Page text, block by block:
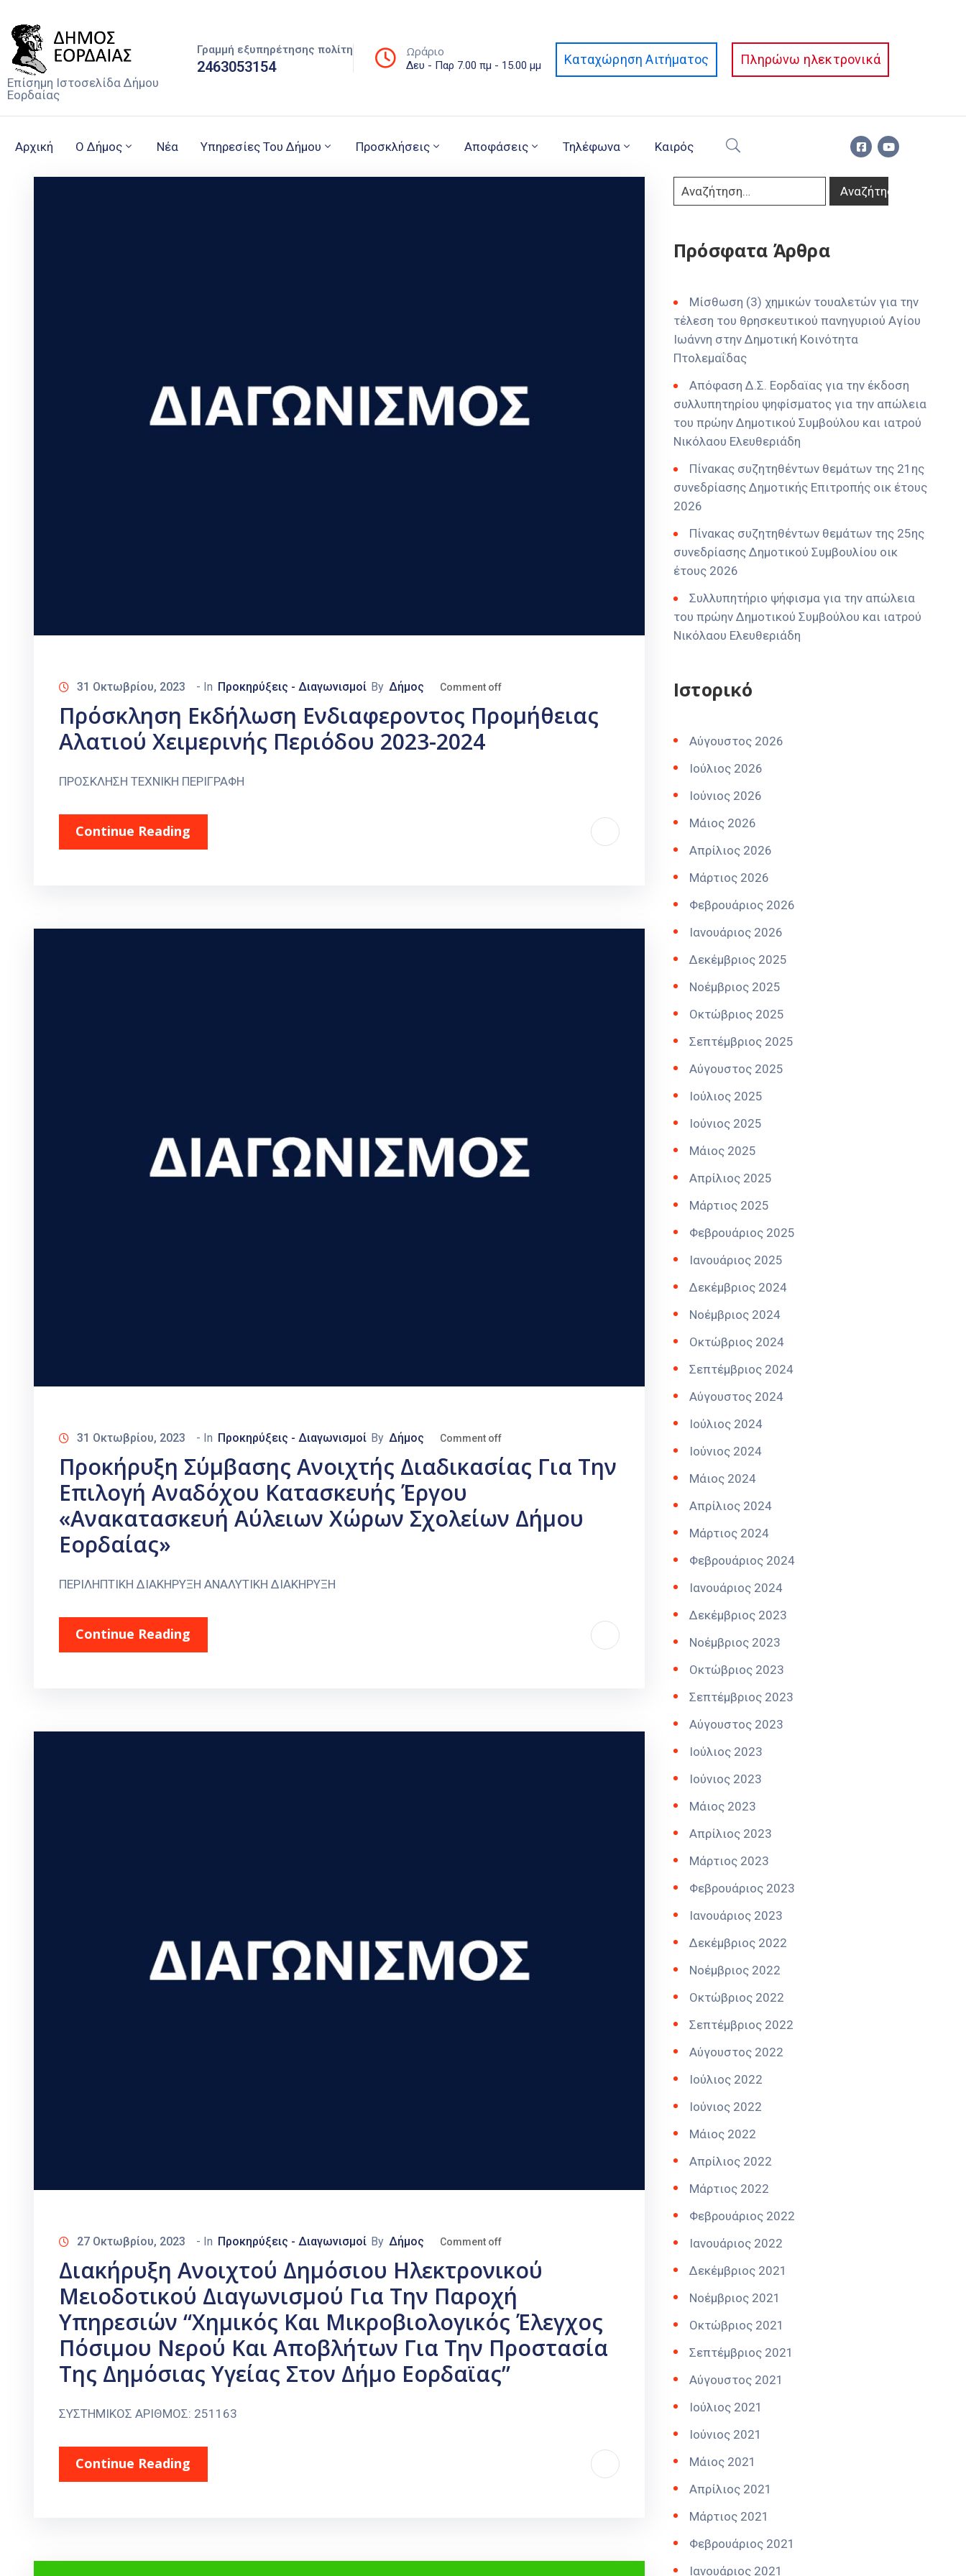
Επίσημη Ιστοσελίδα Δήμου
Εορδαίας
Γραμμή εξυπηρέτησης πολίτη
2463053154
Ωράριο
Δευ - Παρ 7.00 πμ - 15.00 μμ Καταχώρηση Αιτήματος Πληρώνω ηλεκτρονικά
Αρχική Ο Δήμος Νέα Υπηρεσίες Του Δήμου Προσκλήσεις Αποφάσεις Τηλέφωνα Καιρός
31 Οκτωβρίου, 2023 - In Προκηρύξεις - Διαγωνισμοί By Δήμος Comment off
Πρόσκληση Εκδήλωση Ενδιαφεροντος Προμήθειας
Αλατιού Χειμερινής Περιόδου 2023-2024
ΠΡΟΣΚΛΗΣΗ ΤΕΧΝΙΚΗ ΠΕΡΙΓΡΑΦΗ
Continue Reading
31 Οκτωβρίου, 2023 - In Προκηρύξεις - Διαγωνισμοί By Δήμος Comment off
Προκήρυξη Σύμβασης Ανοιχτής Διαδικασίας Για Την
Επιλογή Αναδόχου Κατασκευής Έργου
«Ανακατασκευή Αύλειων Χώρων Σχολείων Δήμου
Εορδαίας»
ΠΕΡΙΛΗΠΤΙΚΗ ΔΙΑΚΗΡΥΞΗ ΑΝΑΛΥΤΙΚΗ ΔΙΑΚΗΡΥΞΗ
Continue Reading
27 Οκτωβρίου, 2023 - In Προκηρύξεις - Διαγωνισμοί By Δήμος Comment off
Διακήρυξη Ανοιχτού Δημόσιου Ηλεκτρονικού
Μειοδοτικού Διαγωνισμού Για Την Παροχή
Υπηρεσιών “Χημικός Και Μικροβιολογικός Έλεγχος
Πόσιμου Νερού Και Αποβλήτων Για Την Προστασία
Της Δημόσιας Υγείας Στον Δήμο Εορδαϊας”
ΣΥΣΤΗΜΙΚΟΣ ΑΡΙΘΜΟΣ: 251163
Continue Reading
Πρόσφατα Άρθρα
Μίσθωση (3) χημικών τουαλετών για την
τέλεση του θρησκευτικού πανηγυριού Αγίου
Ιωάννη στην Δημοτική Κοινότητα
Πτολεμαΐδας
Απόφαση Δ.Σ. Εορδαϊας για την έκδοση
συλλυπητηρίου ψηφίσματος για την απώλεια
του πρώην Δημοτικού Συμβούλου και ιατρού
Νικόλαου Ελευθεριάδη
Πίνακας συζητηθέντων θεμάτων της 21ης
συνεδρίασης Δημοτικής Επιτροπής οικ έτους
2026
Πίνακας συζητηθέντων θεμάτων της 25ης
συνεδρίασης Δημοτικού Συμβουλίου οικ
έτους 2026
Συλλυπητήριο ψήφισμα για την απώλεια
του πρώην Δημοτικού Συμβούλου και ιατρού
Νικόλαου Ελευθεριάδη
Ιστορικό
Αύγουστος 2026
Ιούλιος 2026
Ιούνιος 2026
Μάιος 2026
Απρίλιος 2026
Μάρτιος 2026
Φεβρουάριος 2026
Ιανουάριος 2026
Δεκέμβριος 2025
Νοέμβριος 2025
Οκτώβριος 2025
Σεπτέμβριος 2025
Αύγουστος 2025
Ιούλιος 2025
Ιούνιος 2025
Μάιος 2025
Απρίλιος 2025
Μάρτιος 2025
Φεβρουάριος 2025
Ιανουάριος 2025
Δεκέμβριος 2024
Νοέμβριος 2024
Οκτώβριος 2024
Σεπτέμβριος 2024
Αύγουστος 2024
Ιούλιος 2024
Ιούνιος 2024
Μάιος 2024
Απρίλιος 2024
Μάρτιος 2024
Φεβρουάριος 2024
Ιανουάριος 2024
Δεκέμβριος 2023
Νοέμβριος 2023
Οκτώβριος 2023
Σεπτέμβριος 2023
Αύγουστος 2023
Ιούλιος 2023
Ιούνιος 2023
Μάιος 2023
Απρίλιος 2023
Μάρτιος 2023
Φεβρουάριος 2023
Ιανουάριος 2023
Δεκέμβριος 2022
Νοέμβριος 2022
Οκτώβριος 2022
Σεπτέμβριος 2022
Αύγουστος 2022
Ιούλιος 2022
Ιούνιος 2022
Μάιος 2022
Απρίλιος 2022
Μάρτιος 2022
Φεβρουάριος 2022
Ιανουάριος 2022
Δεκέμβριος 2021
Νοέμβριος 2021
Οκτώβριος 2021
Σεπτέμβριος 2021
Αύγουστος 2021
Ιούλιος 2021
Ιούνιος 2021
Μάιος 2021
Απρίλιος 2021
Μάρτιος 2021
Φεβρουάριος 2021
Ιανουάριος 2021